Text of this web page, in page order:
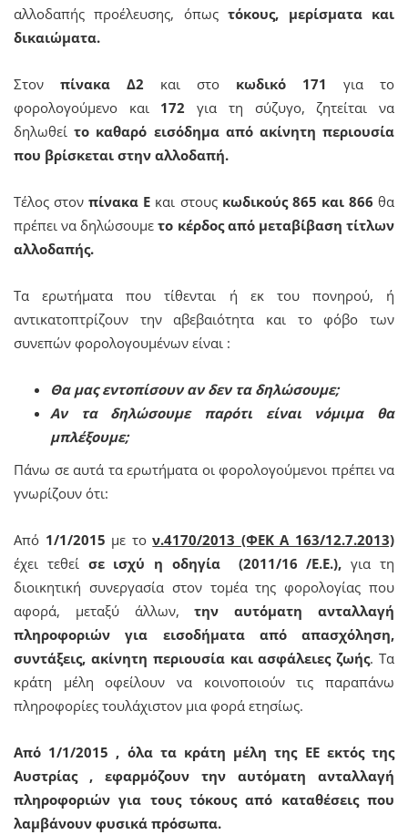
αλλοδαπής προέλευσης, όπωςτόκους, μερίσματα και
δικαιώματα.
Στον πίνακα Δ2 και στο κωδικό 171 για το
φορολογούμενο και 172για τη σύζυγο, ζητείται να
δηλωθείτο καθαρό εισόδημα από ακίνητη περιουσία
που βρίσκεται στην αλλοδαπή.
Τέλος στονπίνακα Ε και στους κωδικούς 865 και 866 θα
πρέπει να δηλώσουμετο κέρδος από μεταβίβαση τίτλων
αλλοδαπής.
Τα ερωτήματα που τίθενται ή εκ του πονηρού, ή
αντικατοπτρίζουν την αβεβαιότητα και το φόβο των
συνεπών φορολογουμένων είναι :
Θα μας εντοπίσουν αν δεν τα δηλώσουμε;
Αν τα δηλώσουμε παρότι είναι νόμιμα θα
μπλέξουμε;
Πάνω σε αυτά τα ερωτήματα οι φορολογούμενοι πρέπει να
γνωρίζουν ότι:
Από 1/1/2015 με τον.4170/2013 (ΦΕΚ Α 163/12.7.2013)
έχει τεθεί σε ισχύ η οδηγία (2011/16 /Ε.Ε.), για τη
διοικητική συνεργασία στον τομέα της φορολογίας που
αφορά, μεταξύ άλλων,την αυτόματη ανταλλαγή
πληροφοριών για εισοδήματα από απασχόληση,
συντάξεις, ακίνητη περιουσία και ασφάλειες ζωής. Τα
κράτη μέλη οφείλουν να κοινοποιούν τις παραπάνω
πληροφορίες τουλάχιστον μια φορά ετησίως.
Από 1/1/2015 , όλα τα κράτη μέλη της ΕΕ εκτός της
Αυστρίας , εφαρμόζουν την αυτόματη ανταλλαγή
πληροφοριών για τους τόκους από καταθέσεις που
λαμβάνουν φυσικά πρόσωπα.